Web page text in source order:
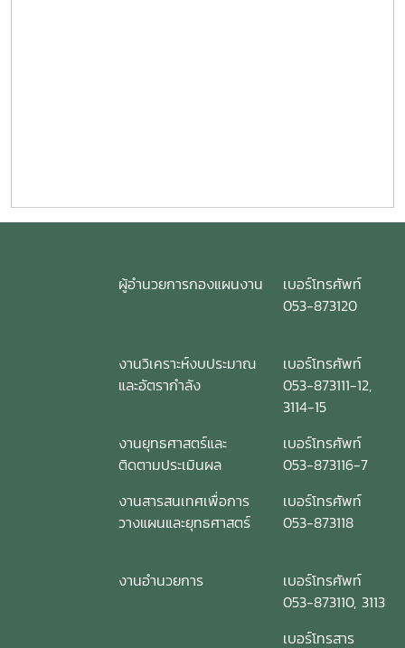
ผู้อำนวยการกองแผนงาน
เบอร์โทรศัพท์
053-873120
งานวิเคราะห์งบประมาณ
และอัตรากำลัง
เบอร์โทรศัพท์
053-873111-12,
3114-15
งานยุทธศาสตร์และ
ติดตามประเมินผล
เบอร์โทรศัพท์
053-873116-7
งานสารสนเทศเพื่อการ
วางแผนและยุทธศาสตร์
เบอร์โทรศัพท์
053-873118
งานอำนวยการ
เบอร์โทรศัพท์
053-873110, 3113
เบอร์โทรสาร